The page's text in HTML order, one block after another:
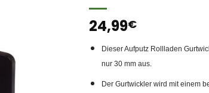
24,99€
Dieser Aufputz Rollladen
nur 30 mm aus.
Der Gurtwickler wird mit einem